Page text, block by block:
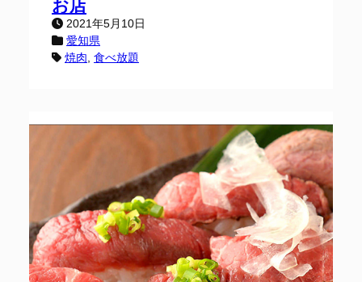
お店
2021年5月10日
愛知県
焼肉, 食べ放題